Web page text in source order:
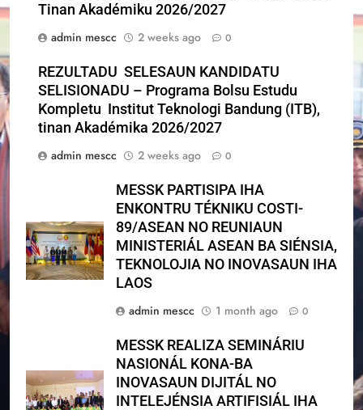
Tinan Akadémiku 2026/2027
admin mescc
2 weeks ago 0
REZULTADU SELESAUN KANDIDATU
SELISIONADU – Programa Bolsu Estudu
Kompletu Institut Teknologi Bandung (ITB),
tinan Akadémika 2026/2027
admin mescc
2 weeks ago 0
MESSK PARTISIPA IHA
ENKONTRU TÉKNIKU COSTI-
89/ASEAN NO REUNIAUN
MINISTERIÁL ASEAN BA SIÉNSIA,
TEKNOLOJIA NO INOVASAUN IHA
LAOS
admin mescc
1 month ago 0
MESSK REALIZA SEMINÁRIU
NASIONÁL KONA-BA
INOVASAUN DIJITÁL NO
INTELEJÉNSIA ARTIFISIÁL IHA